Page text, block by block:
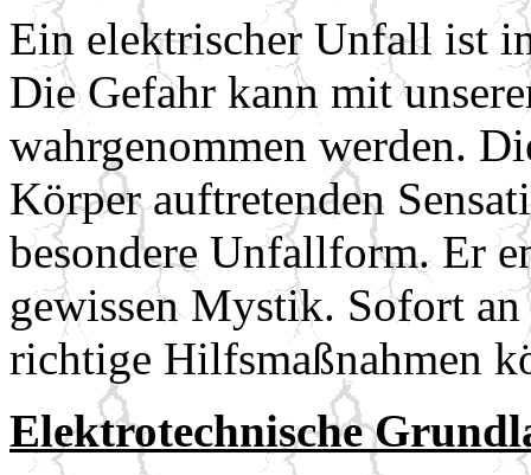
Ein elektrischer Unfall ist
Die Gefahr kann mit
wahrgenommen werden.
Körper auftretenden
besondere Unfallform. Er
gewissen Mystik. Sofort
richtige Hilfsmaßnahmen
Elektrotechnische